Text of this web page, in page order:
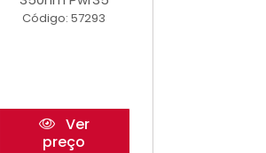
Código: 57293
Ver
preço